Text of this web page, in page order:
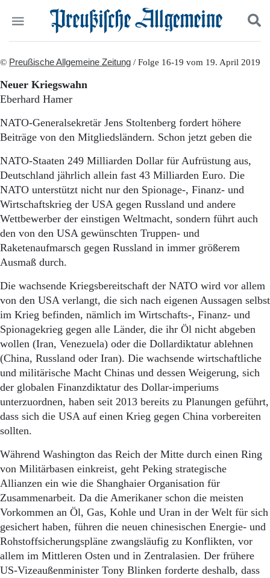
Start
Abonnenten-Login
Abonnent werden
Abo Prämien
Archiv
Mediadaten
Politik
Gesellschaft
Leben
Geschichte
Ostpreußen
Pommern
Berlin-Brandenburg
Schlesien
Danzig und Westpreußen
Bücher
Kontakt
Impressum
Datenschutz
Suchen und finden
© Preußische Allgemeine Zeitung / Folge 16-19 vom 19. April 2019
Neuer Kriegswahn
Eberhard Hamer
NATO-Generalsekretär Jens Stoltenberg fordert höhere
Beiträge von den Mitgliedsländern. Schon jetzt geben die
NATO-Staaten 249 Milliarden Dollar für Aufrüstung aus,
Deutschland jährlich allein fast 43 Milliarden Euro. Die
NATO unterstützt nicht nur den Spionage-, Finanz- und
Wirtschaftskrieg der USA gegen Russland und andere
Wettbewerber der einstigen Weltmacht, sondern führt auch
den von den USA gewünschten Truppen- und
Raketenaufmarsch gegen Russland in immer größerem
Ausmaß durch.
Die wachsende Kriegsbereitschaft der NATO wird vor allem
von den USA verlangt, die sich nach eigenen Aussagen selbst
im Krieg befinden, nämlich im Wirtschafts-, Finanz- und
Spionagekrieg gegen alle Länder, die ihr Öl nicht abgeben
wollen (Iran, Venezuela) oder die Dollardiktatur ablehnen
(China, Russland oder Iran). Die wachsende wirtschaftliche
und militärische Macht Chinas und dessen Weigerung, sich
der globalen Finanzdiktatur des Dollar-imperiums
unterzuordnen, haben seit 2013 bereits zu Planungen geführt,
dass sich die USA auf einen Krieg gegen China vorbereiten
sollten.
Während Washington das Reich der Mitte durch einen Ring
von Militärbasen einkreist, geht Peking strategische
Allianzen ein wie die Shanghaier Organisation für
Zusammenarbeit. Da die Amerikaner schon die meisten
Vorkommen an Öl, Gas, Kohle und Uran in der Welt für sich
gesichert haben, führen die neuen chinesischen Energie- und
Rohstoffsicherungspläne zwangsläufig zu Konflikten, vor
allem im Mittleren Osten und in Zentralasien. Der frühere
US-Vizeaußenminister Tony Blinken forderte deshalb, dass